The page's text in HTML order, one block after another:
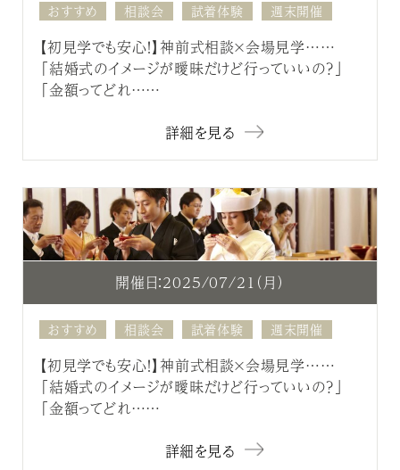
おすすめ 相談会 試着体験 週末開催
【初見学でも安心！】神前式相談×会場見学……
「結婚式のイメージが曖昧だけど行っていいの？」
「金額ってどれ……
詳細を見る
開催日：2025/07/21（月）
おすすめ 相談会 試着体験 週末開催
【初見学でも安心！】神前式相談×会場見学……
「結婚式のイメージが曖昧だけど行っていいの？」
「金額ってどれ……
詳細を見る